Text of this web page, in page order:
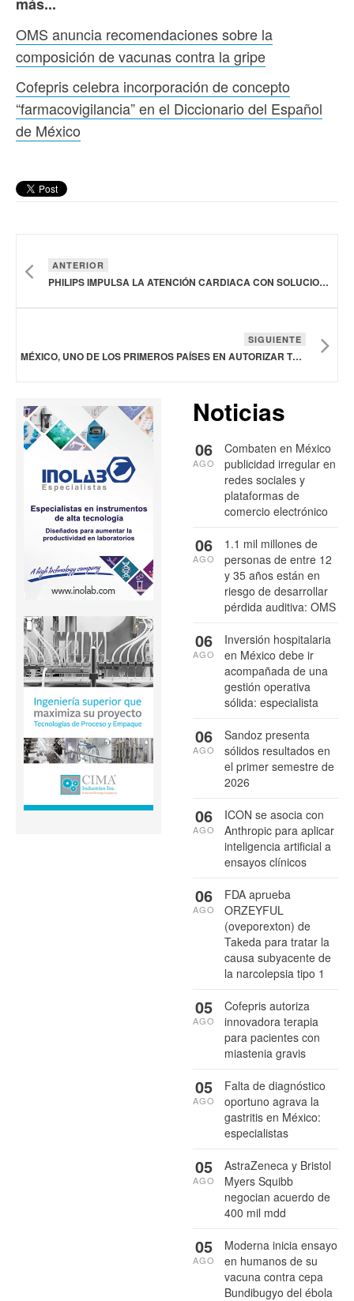
OMS anuncia recomendaciones sobre la
composición de vacunas contra la gripe
Cofepris celebra incorporación de concepto
“farmacovigilancia” en el Diccionario del Español
de México
ANTERIOR
PHILIPS IMPULSA LA ATENCIÓN CARDIACA CON SOLUCIONES DE TECNOLOGÍA AVANZADA
SIGUIENTE
MÉXICO, UNO DE LOS PRIMEROS PAÍSES EN AUTORIZAR TRATAMIENTO PARA FIBROSIS QUÍSTICA
Noticias
Combaten en México
publicidad irregular en
redes sociales y
plataformas de
comercio electrónico
06
AGO
1.1 mil millones de
personas de entre 12
y 35 años están en
riesgo de desarrollar
pérdida auditiva: OMS
06
AGO
Inversión hospitalaria
en México debe ir
acompañada de una
gestión operativa
sólida: especialista
06
AGO
Sandoz presenta
sólidos resultados en
el primer semestre de
2026
06
AGO
ICON se asocia con
Anthropic para aplicar
inteligencia artificial a
ensayos clínicos
06
AGO
FDA aprueba
ORZEYFUL
(oveporexton) de
Takeda para tratar la
causa subyacente de
la narcolepsia tipo 1
06
AGO
Cofepris autoriza
innovadora terapia
para pacientes con
miastenia gravis
05
AGO
Falta de diagnóstico
oportuno agrava la
gastritis en México:
especialistas
05
AGO
AstraZeneca y Bristol
Myers Squibb
negocian acuerdo de
400 mil mdd
05
AGO
Moderna inicia ensayo
en humanos de su
vacuna contra cepa
Bundibugyo del ébola
05
AGO